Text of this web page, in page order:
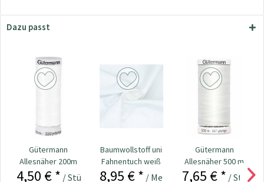
Dazu passt
Gütermann
Allesnäher 200m
Fb. 800 - weiß
4,50 € * / Stück
Baumwollstoff uni
Fahnentuch weiß
8,95 € * / Meter
Gütermann
Allesnäher 500 m
Fb. 0800 - weiß
7,65 € * / Stück